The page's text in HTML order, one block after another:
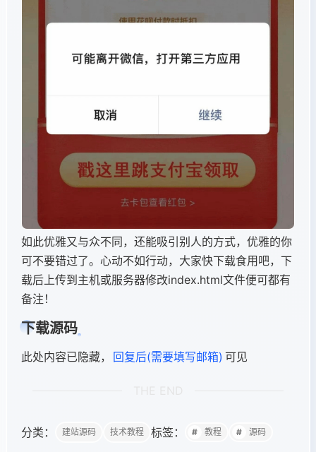
如此优雅又与众不同，还能吸引别人的方式，优雅的你
可不要错过了。心动不如行动，大家快下载食用吧，下
载后上传到主机或服务器修改index.html文件便可都有
备注！
下载源码
此处内容已隐藏， 回复后(需要填写邮箱) 可见
分类： 建站源码 技术教程 标签： 教程 源码